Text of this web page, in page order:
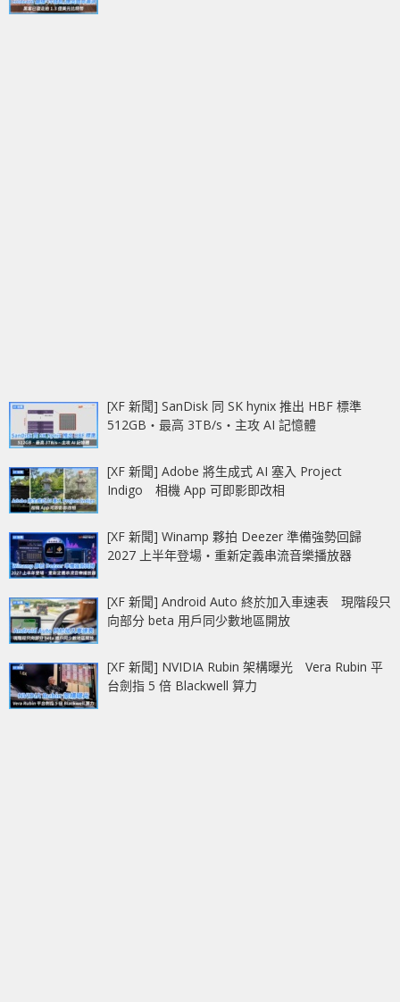
[XF 新聞] SanDisk 同 SK hynix 推出 HBF 標準
512GB‧最高 3TB/s‧主攻 AI 記憶體
[XF 新聞] Adobe 將生成式 AI 塞入 Project
Indigo 相機 App 可即影即改相
[XF 新聞] Winamp 夥拍 Deezer 準備強勢回歸
2027 上半年登場‧重新定義串流音樂播放器
[XF 新聞] Android Auto 終於加入車速表 現階段只
向部分 beta 用戶同少數地區開放
[XF 新聞] NVIDIA Rubin 架構曝光 Vera Rubin 平
台劍指 5 倍 Blackwell 算力